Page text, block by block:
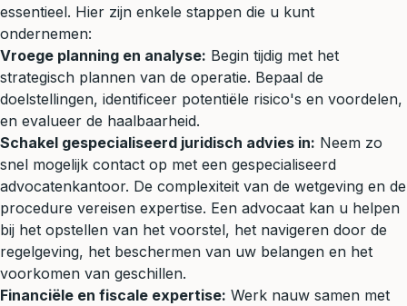
essentieel. Hier zijn enkele stappen die u kunt
ondernemen:
Vroege planning en analyse: Begin tijdig met het
strategisch plannen van de operatie. Bepaal de
doelstellingen, identificeer potentiële risico's en voordelen,
en evalueer de haalbaarheid.
Schakel gespecialiseerd juridisch advies in: Neem zo
snel mogelijk contact op met een gespecialiseerd
advocatenkantoor. De complexiteit van de wetgeving en de
procedure vereisen expertise. Een advocaat kan u helpen
bij het opstellen van het voorstel, het navigeren door de
regelgeving, het beschermen van uw belangen en het
voorkomen van geschillen.
Financiële en fiscale expertise: Werk nauw samen met